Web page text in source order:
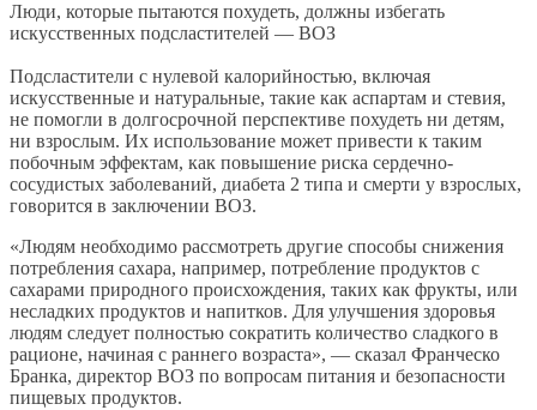
Люди, которые пытаются похудеть, должны избегать
искусственных подсластителей — ВОЗ
Подсластители с нулевой калорийностью, включая
искусственные и натуральные, такие как аспартам и стевия,
не помогли в долгосрочной перспективе похудеть ни детям,
ни взрослым. Их использование может привести к таким
побочным эффектам, как повышение риска сердечно-
сосудистых заболеваний, диабета 2 типа и смерти у взрослых,
говорится в заключении ВОЗ.
«Людям необходимо рассмотреть другие способы снижения
потребления сахара, например, потребление продуктов с
сахарами природного происхождения, таких как фрукты, или
несладких продуктов и напитков. Для улучшения здоровья
людям следует полностью сократить количество сладкого в
рационе, начиная с раннего возраста», — сказал Франческо
Бранка, директор ВОЗ по вопросам питания и безопасности
пищевых продуктов.